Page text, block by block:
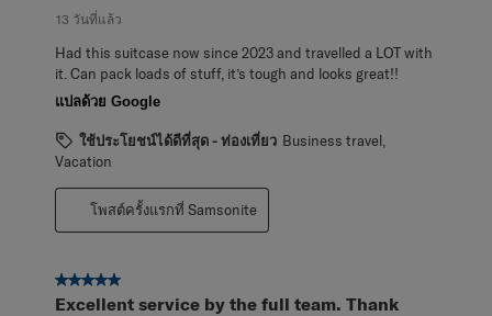
13 วันที่แล้ว
Had this suitcase now since 2023 and travelled a LOT with
it. Can pack loads of stuff, it’s tough and looks great!!
แปลด้วย Google
ใช้ประโยชน์ได้ดีที่สุด - ท่องเที่ยว Business travel,
Vacation
โพสต์ครั้งแรกที่ Samsonite
5 จาก 5 ดาว
Excellent service by the full team. Thank